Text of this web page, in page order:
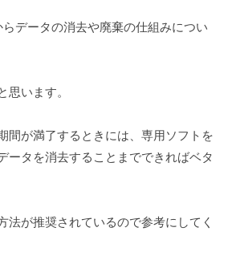
データの消去や廃棄の仕組みについ
思います。
間が満了するときには、専用ソフトを
ータを消去することまでできればベタ
法が推奨されているので参考にしてく